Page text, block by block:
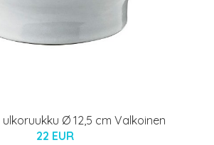
Ø 12,5 cm Valkoinen
22 EUR